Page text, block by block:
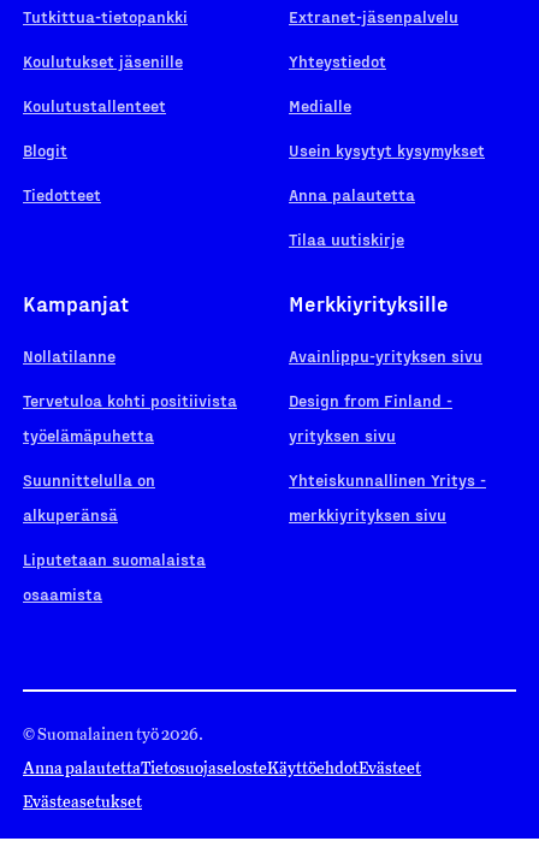
Tutkittua-tietopankki
Koulutukset jäsenille
Koulutustallenteet
Blogit
Tiedotteet
Extranet-jäsenpalvelu
Yhteystiedot
Medialle
Usein kysytyt kysymykset
Anna palautetta
Tilaa uutiskirje
Kampanjat
Nollatilanne
Tervetuloa kohti positiivista
työelämäpuhetta
Suunnittelulla on
alkuperänsä
Liputetaan suomalaista
osaamista
Merkkiyrityksille
Avainlippu-yrityksen sivu
Design from Finland -
yrityksen sivu
Yhteiskunnallinen Yritys -
merkkiyrityksen sivu
© Suomalainen työ 2026.
Anna palautettaTietosuojaselosteKäyttöehdotEvästeet
Evästeasetukset